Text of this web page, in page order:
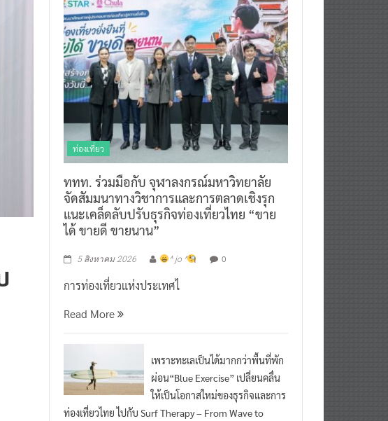
ท่องเที่ยว
ททท. ร่วมมือกับ จุฬาลงกรณ์มหาวิทยาลัย
จัดสัมมนาทางวิชาการและการตลาดเชิงรุก
แนะเคล็ดลับปรับธุรกิจท่องเที่ยวไทย “ขาย
ได้ ขายดี ขายนาน”
5 สิงหาคม 2026 ^ jo ^ 0
การท่องเที่ยวแห่งประเทศไ
Read More
เพราะทะเลเป็นได้มากกว่าพื้นที่พัก
ผ่อน“Blue Exercise” เปลี่ยนคลื่น
ให้เป็นโอกาสใหม่ของธุรกิจและการ
ท่องเที่ยวไทย ไปกับ Surf Therapy – From Wave to